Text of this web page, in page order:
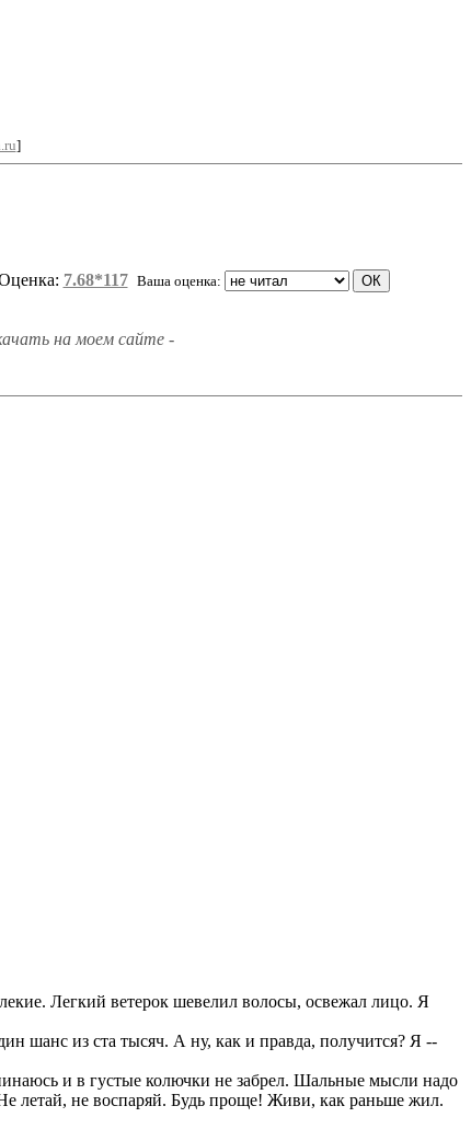
]
7.68*117 Ваша оценка:
на моем сайте -
Легкий ветерок шевелил волосы, освежал лицо. Я
шанс из ста тысяч. А ну, как и правда, получится? Я --
и в густые колючки не забрел. Шальные мысли надо
летай, не воспаряй. Будь проще! Живи, как раньше жил.